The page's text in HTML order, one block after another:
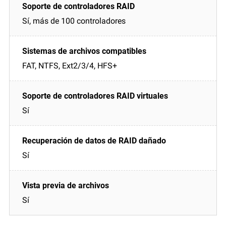
Sí, más de 100 controladores
FAT, NTFS, Ext2/3/4, HFS+
Sí
Sí
Sí